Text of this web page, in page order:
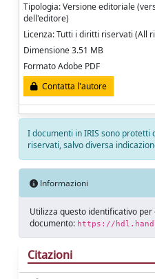
Tipologia: Versione editoriale
dell'editore)
Licenza: Tutti i diritti riservati (All
Dimensione 3.51 MB
Formato Adobe PDF
Contatta l'autore
I documenti in IRIS sono
riservati, salvo diversa
Informazioni
Utilizza questo identificativo
documento: https://
Citazioni